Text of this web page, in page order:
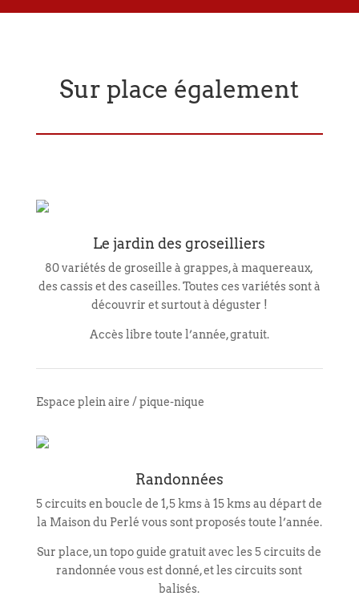
Sur place également
Le jardin des groseilliers
80 variétés de groseille à grappes, à maquereaux,
des cassis et des caseilles. Toutes ces variétés sont à
découvrir et surtout à déguster !
Accès libre toute l’année, gratuit.
Espace plein aire / pique-nique
Randonnées
5 circuits en boucle de 1,5 kms à 15 kms au départ de
la Maison du Perlé vous sont proposés toute l’année.
Sur place, un topo guide gratuit avec les 5 circuits de
randonnée vous est donné, et les circuits sont
balisés.